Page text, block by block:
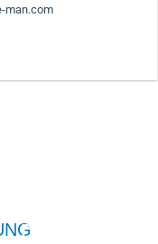
man.com
DSGVO MAP